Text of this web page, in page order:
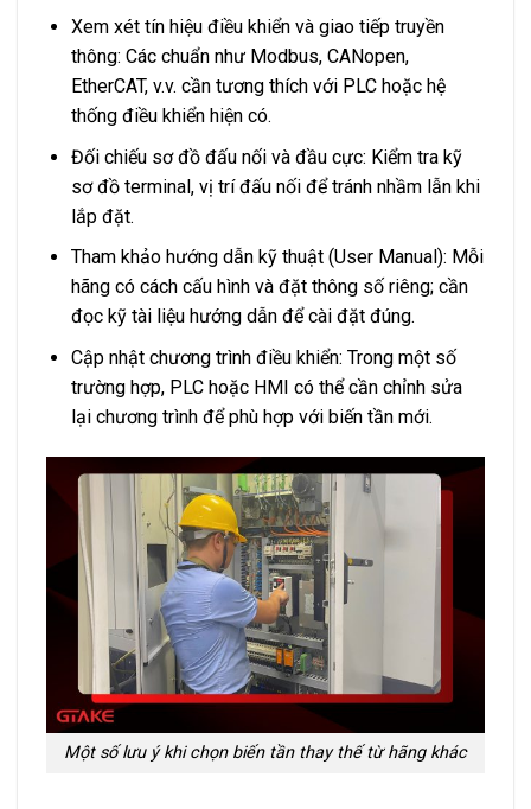
Xem xét tín hiệu điều khiển và giao tiếp truyền
thông: Các chuẩn như Modbus, CANopen,
EtherCAT, v.v. cần tương thích với PLC hoặc hệ
thống điều khiển hiện có.
Đối chiếu sơ đồ đấu nối và đầu cực: Kiểm tra kỹ
sơ đồ terminal, vị trí đấu nối để tránh nhầm lẫn khi
lắp đặt.
Tham khảo hướng dẫn kỹ thuật (User Manual): Mỗi
hãng có cách cấu hình và đặt thông số riêng; cần
đọc kỹ tài liệu hướng dẫn để cài đặt đúng.
Cập nhật chương trình điều khiển: Trong một số
trường hợp, PLC hoặc HMI có thể cần chỉnh sửa
lại chương trình để phù hợp với biến tần mới.
Một số lưu ý khi chọn biến tần thay thế từ hãng khác